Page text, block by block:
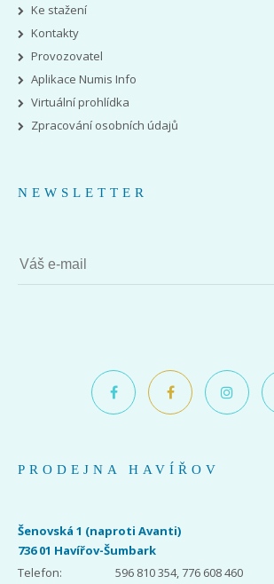
Ke stažení
Kontakty
Provozovatel
Aplikace Numis Info
Virtuální prohlídka
Zpracování osobních údajů
NEWSLETTER
PRODEJNA HAVÍŘOV
Šenovská 1 (naproti Avanti)
736 01 Havířov-Šumbark
Telefon:
596 810 354, 776 608 460